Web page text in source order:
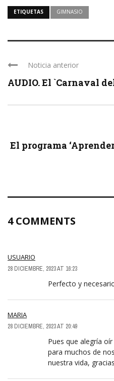
ETIQUETAS GIMNASIO
Noticia anterior
AUDIO. El `Carnaval
El programa
4 COMMENTS
USUARIO
28 DICIEMBRE, 2023 AT 16:23
Perfecto y
MARIA
28 DICIEMBRE, 2023 AT 20:49
Pues que alegría
para muchos de
nuestra vida,